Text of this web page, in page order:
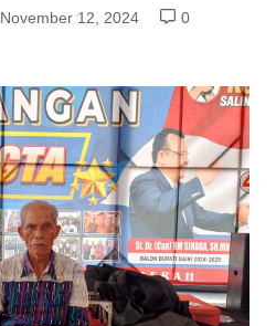
November 12, 2024
0